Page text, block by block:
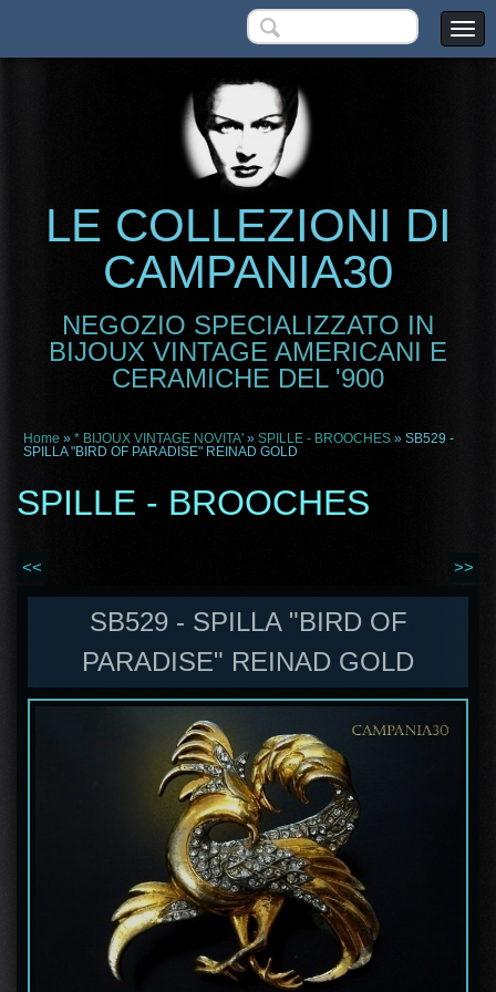
LE COLLEZIONI DI
CAMPANIA30
NEGOZIO SPECIALIZZATO IN
BIJOUX VINTAGE AMERICANI E
CERAMICHE DEL '900
Home » * BIJOUX VINTAGE NOVITA' » SPILLE - BROOCHES » SB529 -
SPILLA "BIRD OF PARADISE" REINAD GOLD
SPILLE - BROOCHES
<< >>
SB529 - SPILLA "BIRD OF
PARADISE" REINAD GOLD